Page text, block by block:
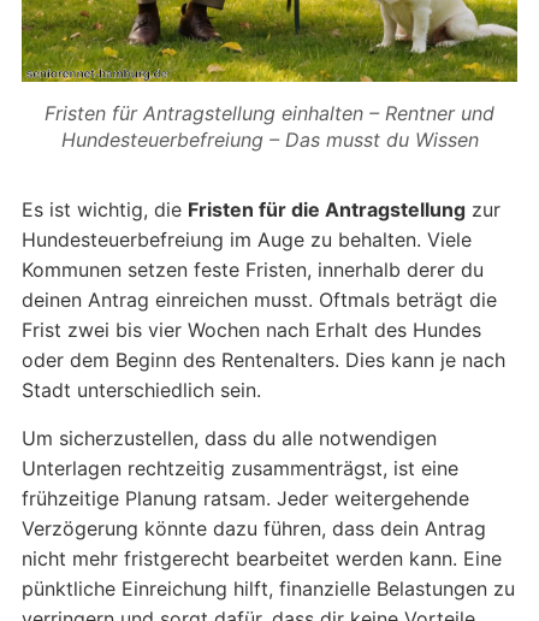
Fristen für Antragstellung einhalten – Rentner und
Hundesteuerbefreiung – Das musst du Wissen
Es ist wichtig, die Fristen für die Antragstellungzur
Hundesteuerbefreiung im Auge zu behalten. Viele
Kommunen setzen feste Fristen, innerhalb derer du
deinen Antrag einreichen musst. Oftmals beträgt die
Frist zwei bis vier Wochen nach Erhalt des Hundes
oder dem Beginn des Rentenalters. Dies kann je nach
Stadt unterschiedlich sein.
Um sicherzustellen, dass du alle notwendigen
Unterlagen rechtzeitig zusammenträgst, ist eine
frühzeitige Planung ratsam. Jeder weitergehende
Verzögerung könnte dazu führen, dass dein Antrag
nicht mehr fristgerecht bearbeitet werden kann. Eine
pünktliche Einreichung hilft, finanzielle Belastungen zu